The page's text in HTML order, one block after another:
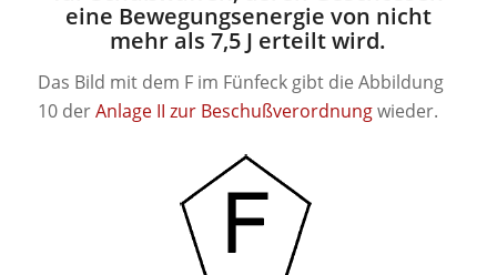
eine Bewegungsenergie von nicht
mehr als 7,5 J erteilt wird.
Das Bild mit dem F im Fünfeck gibt die Abbildung
10 derAnlage II zur Beschußverordnungwieder.